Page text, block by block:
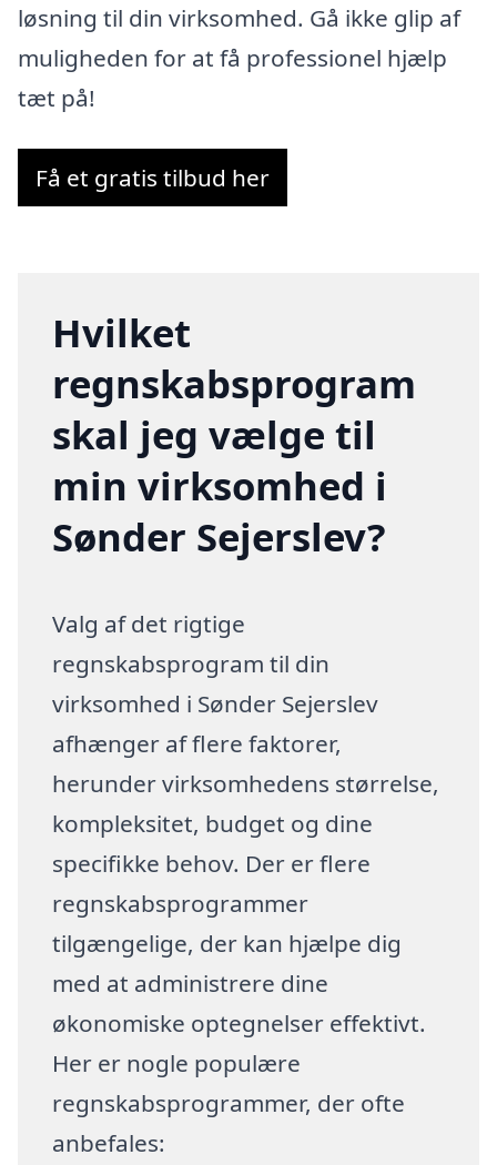
løsning til din virksomhed. Gå ikke glip af
muligheden for at få professionel hjælp
tæt på!
Få et gratis tilbud her
Hvilket
regnskabsprogram
skal jeg vælge til
min virksomhed i
Sønder Sejerslev?
Valg af det rigtige
regnskabsprogram til din
virksomhed i Sønder Sejerslev
afhænger af flere faktorer,
herunder virksomhedens størrelse,
kompleksitet, budget og dine
specifikke behov. Der er flere
regnskabsprogrammer
tilgængelige, der kan hjælpe dig
med at administrere dine
økonomiske optegnelser effektivt.
Her er nogle populære
regnskabsprogrammer, der ofte
anbefales: